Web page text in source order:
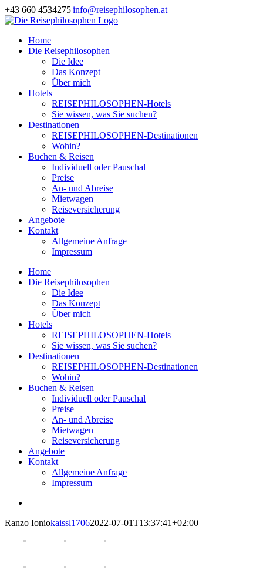
Zum
Inhalt
+43 660 4534275|info@reisephilosophen.at
Facebook
Instagram
LinkedIn
Pinterest
Home
Die Reisephilosophen
Die Idee
Das Konzept
Über mich
Hotels
REISEPHILOSOPHEN-Hotels
Sie wissen, was Sie suchen?
Destinationen
REISEPHILOSOPHEN-Destinationen
Wohin?
Buchen & Reisen
Individuell oder Pauschal
Preise
An- und Abreise
Mietwagen
Reiseversicherung
Angebote
Kontakt
Allgemeine Anfrage
Impressum
Home
Die Reisephilosophen
Die Idee
Das Konzept
Über mich
Hotels
REISEPHILOSOPHEN-Hotels
Sie wissen, was Sie suchen?
Destinationen
REISEPHILOSOPHEN-Destinationen
Wohin?
Buchen & Reisen
Individuell oder Pauschal
Preise
An- und Abreise
Mietwagen
Reiseversicherung
Angebote
Kontakt
Allgemeine Anfrage
Impressum
Image
Ranzo Ioniokaissl17062022-07-01T13:37:41+02:00